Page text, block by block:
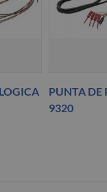
PUNTA DE
9320